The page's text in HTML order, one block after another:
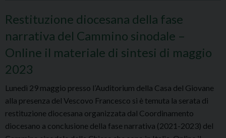
Restituzione diocesana della fase
narrativa del Cammino sinodale –
Online il materiale di sintesi di maggio
2023
Lunedì 29 maggio presso l’Auditorium della Casa del Giovane
alla presenza del Vescovo Francesco si è temuta la serata di
restituzione diocesana organizzata dal Coordinamento
diocesano a conclusione della fase narrativa (2021-2023) del